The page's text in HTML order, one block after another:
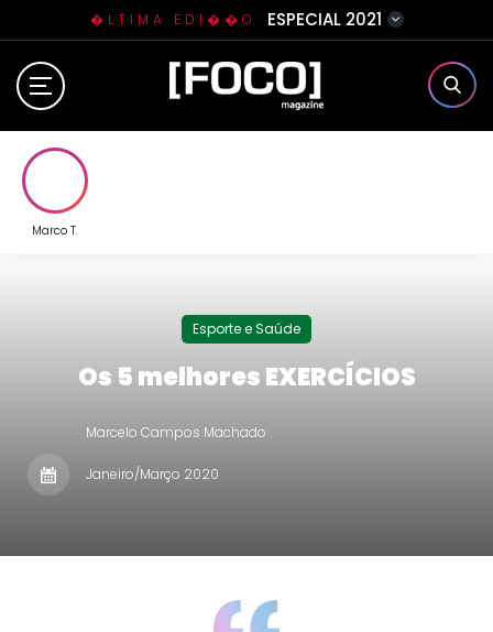
�LTIMA EDI��O ESPECIAL 2021
Home
Contato
Marco T.
Esporte e Saúde
Os 5 melhores EXERCÍCIOS
Marcelo Campos Machado
Janeiro/Março 2020